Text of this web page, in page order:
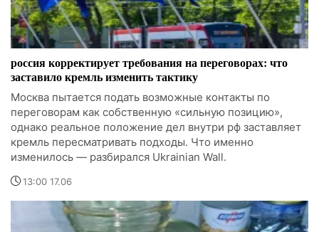
россия корректирует требования на переговорах: что
заставило кремль изменить тактику
Москва пытается подать возможные контакты по
переговорам как собственную «сильную позицию»,
однако реальное положение дел внутри рф заставляет
кремль пересматривать подходы. Что именно
изменилось — разбирался Ukrainian Wall.
13:00 17.06